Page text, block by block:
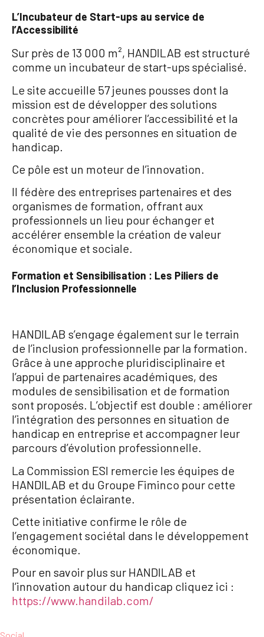
L’Incubateur de Start-ups au service de
l’Accessibilité
Sur près de 13 000 m², HANDILAB est structuré
comme un incubateur de start-ups spécialisé.
Le site accueille 57 jeunes pousses dont la
mission est de développer des solutions
concrètes pour améliorer l’accessibilité et la
qualité de vie des personnes en situation de
handicap.
Ce pôle est un moteur de l’innovation.
Il fédère des entreprises partenaires et des
organismes de formation, offrant aux
professionnels un lieu pour échanger et
accélérer ensemble la création de valeur
économique et sociale.
Formation et Sensibilisation : Les Piliers de
l’Inclusion Professionnelle
HANDILAB s’engage également sur le terrain
de l’inclusion professionnelle par la formation.
Grâce à une approche pluridisciplinaire et
l’appui de partenaires académiques, des
modules de sensibilisation et de formation
sont proposés. L’objectif est double : améliorer
l’intégration des personnes en situation de
handicap en entreprise et accompagner leur
parcours d’évolution professionnelle.
La Commission ESI remercie les équipes de
HANDILAB et du Groupe Fiminco pour cette
présentation éclairante.
Cette initiative confirme le rôle de
l’engagement sociétal dans le développement
économique.
Pour en savoir plus sur HANDILAB et
l’innovation autour du handicap cliquez ici :
https://www.handilab.com/
Social